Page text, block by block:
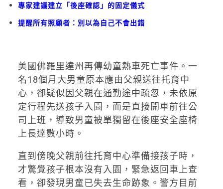
專家建議建立「後座確認」的固定儀式
提醒所有照顧者：別以為自己不會出錯
美國佛羅里達州再傳幼童熱車死亡事件。一
名18個月大男童原本應由父親送往托育中
心，卻疑似因父親在通勤途中疏忽，未依原
定行程先送孩子入園，而是直接開車前往公
司上班，導致男童被單獨留在後座安全座椅
上長達數小時。
直到傍晚父親前往托育中心準備接孩子時，
才驚覺孩子根本沒有入園，緊急返回車上查
看，卻發現男童已失去生命跡象。警方目前